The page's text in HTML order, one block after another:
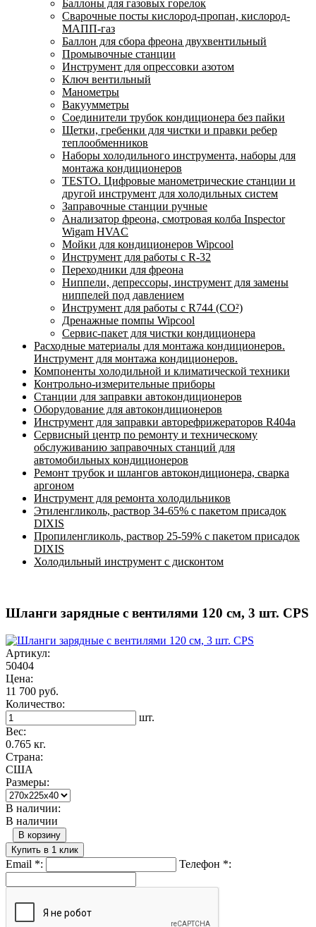
Баллоны для газовых горелок
Сварочные посты кислород-пропан, кислород-
МАПП-газ
Баллон для сбора фреона двухвентильный
Промывочные станции
Инструмент для опрессовки азотом
Ключ вентильный
Манометры
Вакуумметры
Соединители трубок кондиционера без пайки
Щетки, гребенки для чистки и правки ребер
теплообменников
Наборы холодильного инструмента, наборы для
монтажа кондиционеров
TESTO. Цифровые манометрические станции и
другой инструмент для холодильных систем
Заправочные станции ручные
Анализатор фреона, смотровая колба Inspector
Wigam HVAC
Мойки для кондиционеров Wipcool
Инструмент для работы с R-32
Переходники для фреона
Ниппели, депрессоры, инструмент для замены
ниппелей под давлением
Инструмент для работы с R744 (CO²)
Дренажные помпы Wipcool
Сервис-пакет для чистки кондиционера
Расходные материалы для монтажа кондиционеров.
Инструмент для монтажа кондиционеров.
Компоненты холодильной и климатической техники
Контрольно-измерительные приборы
Станции для заправки автокондиционеров
Оборудование для автокондиционеров
Инструмент для заправки авторефрижераторов R404a
Сервисный центр по ремонту и техническому
обслуживанию заправочных станций для
автомобильных кондиционеров
Ремонт трубок и шлангов автокондиционера, сварка
аргоном
Инструмент для ремонта холодильников
Этиленгликоль, раствор 34-65% с пакетом присадок
DIXIS
Пропиленгликоль, раствор 25-59% с пакетом присадок
DIXIS
Холодильный инструмент с дисконтом
Шланги зарядные с вентилями 120 см, 3 шт. CPS
Артикул:
50404
Цена:
11 700 руб.
Количество:
шт.
Вес:
0.765 кг.
Страна:
США
Размеры:
В наличии:
В наличии
В корзину
Купить в 1 клик
Email *: Телефон *: